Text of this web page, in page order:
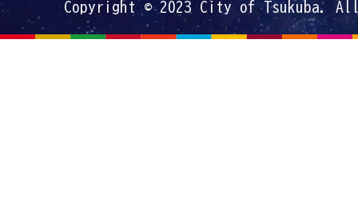
Copyright © 2023 City of Tsukuba.